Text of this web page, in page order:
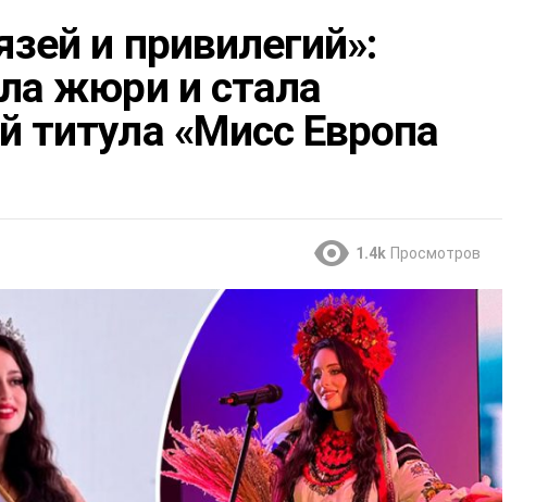
и привилегий»:
жюри и стала
титула «Мисс Европа
1.4k Просмотров